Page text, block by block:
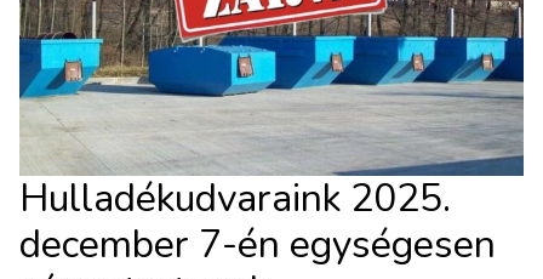
Hulladékudvaraink 2025.
december 7-én egységesen